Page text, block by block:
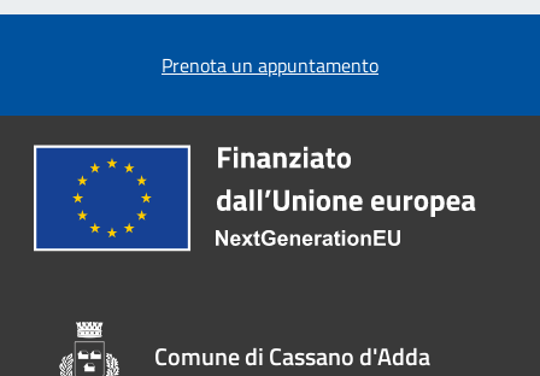
Prenota un appuntamento
Comune di Cassano d'Adda